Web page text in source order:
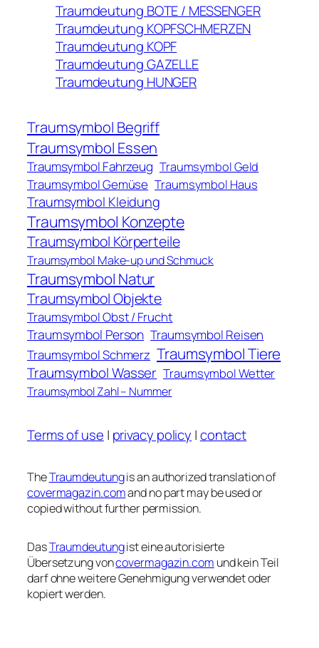
Traumdeutung BOTE / MESSENGER
Traumdeutung KOPFSCHMERZEN
Traumdeutung KOPF
Traumdeutung GAZELLE
Traumdeutung HUNGER
Traumsymbol Begriff
Traumsymbol Essen
Traumsymbol Fahrzeug Traumsymbol Geld
Traumsymbol Gemüse Traumsymbol Haus
Traumsymbol Kleidung
Traumsymbol Konzepte
Traumsymbol Körperteile
Traumsymbol Make-up und Schmuck
Traumsymbol Natur
Traumsymbol Objekte
Traumsymbol Obst / Frucht
Traumsymbol Person Traumsymbol Reisen
Traumsymbol Schmerz Traumsymbol Tiere
Traumsymbol Wasser Traumsymbol Wetter
Traumsymbol Zahl – Nummer
Terms of use | privacy policy |contact
TheTraumdeutungis an authorized translation of
covermagazin.comand no part may be used or
copied without further permission.
DasTraumdeutungist eine autorisierte
Übersetzung voncovermagazin.com und kein Teil
darf ohne weitere Genehmigung verwendet oder
kopiert werden.